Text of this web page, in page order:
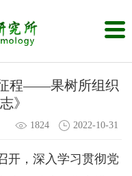
程——果树所组织
》
1824 2022-10-31
开，深入学习贯彻党